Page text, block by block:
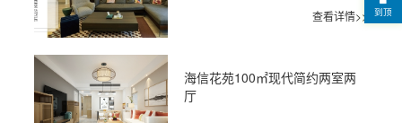
查看详情>>
海信花苑100㎡现代简约两室两
厅
到顶